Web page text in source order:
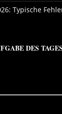
Typische
DES TAGES